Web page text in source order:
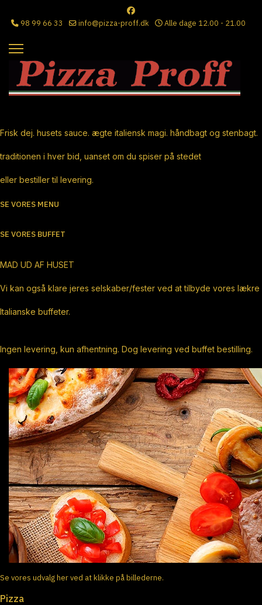
98 99 66 33 info@pizza-proff.dk Alle dage 12.00 - 21.00
Frisk dej. husets sauce. ægte italiensk magi. håndbagt og stenbagt.
traditionen i hver bid, uanset om du spiser på stedet
eller bestiller til levering.
SE VORES MENU
SE VORES BUFFET
MAD UD AF HUSET
Vi kan også klare jeres selskaber/fester ved at tilbyde vores lækre
Italianske buffeter.
Ingen levering, kun afhentning. Dog levering ved buffet bestilling.
Se vores udvalg her ved at klikke på billederne.
Pizza